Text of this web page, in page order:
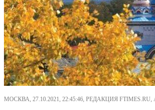
МОСКВА, 27.10.2021, 22:45:46, РЕДАКЦИЯ